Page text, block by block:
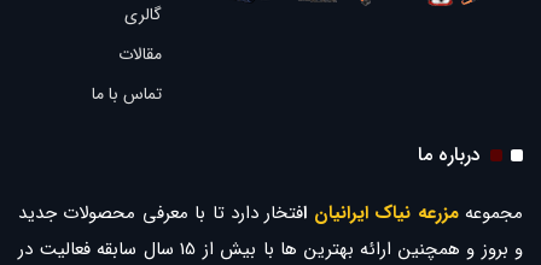
گالری
مقالات
تماس با ما
درباره ما
مجموعهمزرعه نیاک ایرانیان افتخار دارد تا با معرفی محصولات جدید
و بروز و همچنین ارائه بهترین ها با بیش از 15 سال سابقه فعالیت در